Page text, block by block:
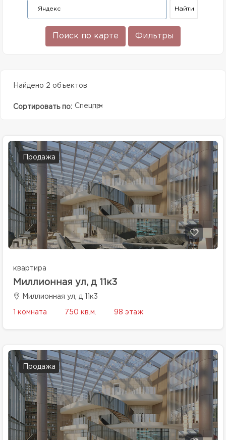
Поиск по карте Фильтры
Найдено 2 объектов
Сортировать по: Спецпредолжение
Продажа
квартира
Миллионная ул, д 11к3
Миллионная ул, д 11к3
1 комната 750 кв.м. 98 этаж
Продажа